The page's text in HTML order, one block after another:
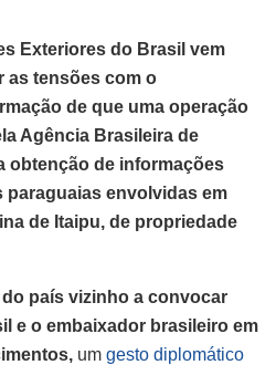
Exteriores do Brasil vem
as tensões com o
de que uma operação
Agência Brasileira de
obtenção de informações
envolvidas em
de Itaipu, de propriedade
país vizinho a convocar
e o embaixador brasileiro em
um gesto diplomático